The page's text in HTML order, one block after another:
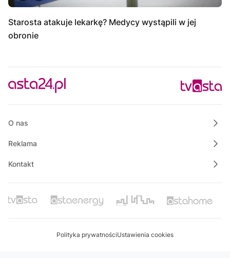
Starosta atakuje lekarkę? Medycy wystąpili w jej
obronie
O nas
Reklama
Kontakt
Polityka prywatnościUstawienia cookies